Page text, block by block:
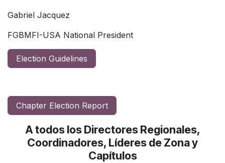
Gabriel Jacquez
FGBMFI-USA National President
Election Guidelines
Chapter Election Report
A todos los Directores Regionales,
Coordinadores, Líderes de Zona y
Capítulos